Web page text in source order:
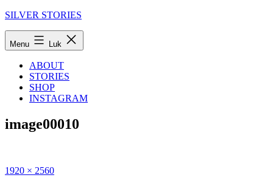
Fortsæt
SILVER STORIES
Menu Luk
ABOUT
STORIES
SHOP
INSTAGRAM
image00010
Udgivet
Fuld
1920 × 2560